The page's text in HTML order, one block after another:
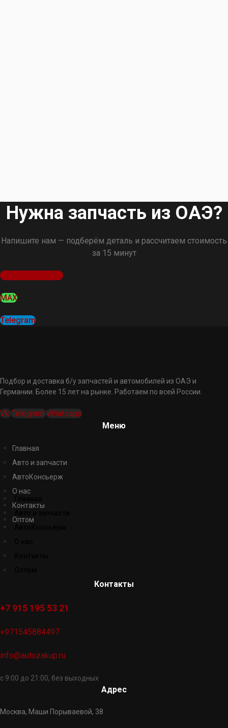
Нужна запчасть из ОАЭ?
Напишите нам — подберём деталь и рассчитаем стоимость
за 15 минут
Оставить заявку
MAX
Telegram
Подбор и доставка б/у запчастей и автомобилей из ОАЭ и
Германии. Более 15 лет на рынке. Работаем по всей России.
Vk Telegram Whatsapp
Меню
Главная
Авто и запчасти
АвтоКонсьерж
О нас
Контакты
Оптом
Контакты
+7 915 195 53 21
+971545884497
info@autozakup.ru
с 9:00 до 21:00, без выходных
Адрес
Москва, Маши Порываевой, 38